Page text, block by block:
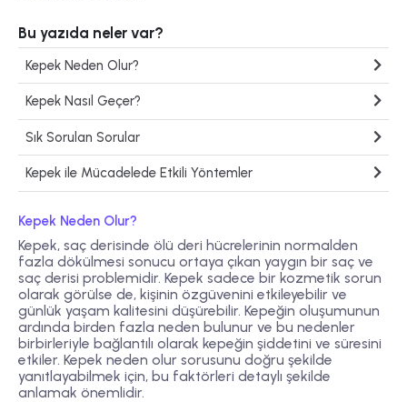
Bu yazıda neler var?
Kepek Neden Olur?
Kepek Nasıl Geçer?
Sık Sorulan Sorular
Kepek ile Mücadelede Etkili Yöntemler
Kepek Neden Olur?
Kepek, saç derisinde ölü deri hücrelerinin normalden
fazla dökülmesi sonucu ortaya çıkan yaygın bir saç ve
saç derisi problemidir. Kepek sadece bir kozmetik sorun
olarak görülse de, kişinin özgüvenini etkileyebilir ve
günlük yaşam kalitesini düşürebilir. Kepeğin oluşumunun
ardında birden fazla neden bulunur ve bu nedenler
birbirleriyle bağlantılı olarak kepeğin şiddetini ve süresini
etkiler. Kepek neden olur sorusunu doğru şekilde
yanıtlayabilmek için, bu faktörleri detaylı şekilde
anlamak önemlidir.